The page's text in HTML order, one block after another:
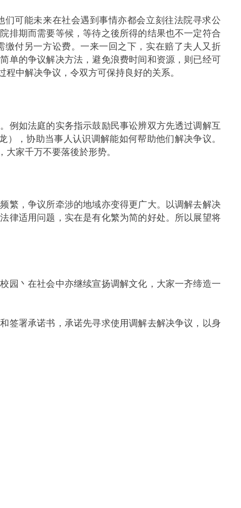
可能未来在社会遇到事情亦都会立刻往法院寻求公
排期而需要等候，等待之後所得的结果也不一定符合
付另一方讼费。一来一回之下，实在赔了夫人又折
单的争议解决方法，避免浪费时间和资源，则已经可
中解决争议，令双方可保持良好的关系。
如法庭的实务指示鼓励民事讼辨双方先透过调解互
，协助当事人认识调解能如何帮助他们解决争议。
家千万不要落後於形势。
，争议所牵涉的地域亦变得更广大。以调解去解决
律适用问题，实在是有化繁为简的好处。所以展望将
丶在社会中亦继续宣扬调解文化，大家一齐缔造一
署承诺书，承诺先寻求使用调解去解决争议，以身